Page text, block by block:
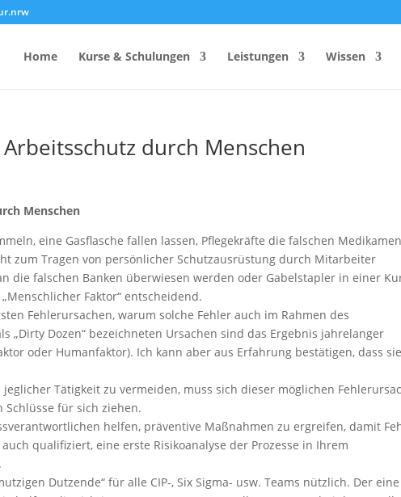
Home Kurse & Schulungen Leistungen Wissen
SiGeKo-Honorarrechner
Schneelast-Rechner
Zurrmittel & Ladungssicherung
durch Menschen
Menschen
eine Gasflasche fallen lassen, Pflegekräfte die falschen
zum Tragen von persönlicher Schutzausrüstung durch Mitarbeiter
die falschen Banken überwiesen werden oder Gabelstapler in einer
Faktor“ entscheidend.
Fehlerursachen, warum solche Fehler auch im Rahmen des
„Dirty Dozen“ bezeichneten Ursachen sind das Ergebnis jahrelanger
oder Humanfaktor). Ich kann aber aus Erfahrung bestätigen, dass
Tätigkeit zu vermeiden, muss sich dieser möglichen
für sich ziehen.
helfen, präventive Maßnahmen zu ergreifen, damit
qualifiziert, eine erste Risikoanalyse der Prozesse in Ihrem
Dutzende“ für alle CIP-, Six Sigma- usw. Teams nützlich. Der eine